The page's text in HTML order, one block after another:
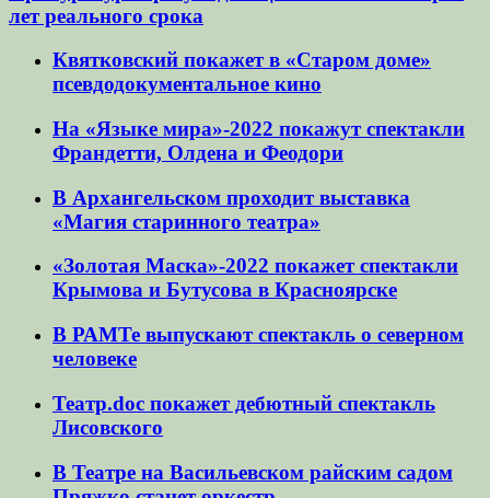
лет реального срока
Квятковский покажет в «Старом доме»
псевдодокументальное кино
На «Языке мира»-2022 покажут спектакли
Франдетти, Олдена и Феодори
В Архангельском проходит выставка
«Магия старинного театра»
«Золотая Маска»-2022 покажет спектакли
Крымова и Бутусова в Красноярске
В РАМТе выпускают спектакль о северном
человеке
Театр.doc покажет дебютный спектакль
Лисовского
В Театре на Васильевском райским садом